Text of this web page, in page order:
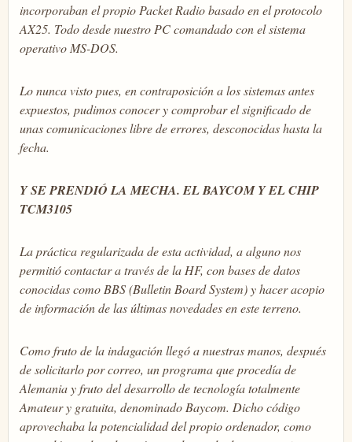
incorporaban el propio Packet Radio basado en el protocolo
AX25. Todo desde nuestro PC comandado con el sistema
operativo MS-DOS.
Lo nunca visto pues, en contraposición a los sistemas antes
expuestos, pudimos conocer y comprobar el significado de
unas comunicaciones libre de errores, desconocidas hasta la
fecha.
Y SE PRENDIÓ LA MECHA. EL BAYCOM Y EL CHIP
TCM3105
La práctica regularizada de esta actividad, a alguno nos
permitió contactar a través de la HF, con bases de datos
conocidas como BBS (Bulletin Board System) y hacer acopio
de información de las últimas novedades en este terreno.
Como fruto de la indagación llegó a nuestras manos, después
de solicitarlo por correo, un programa que procedía de
Alemania y fruto del desarrollo de tecnología totalmente
Amateur y gratuita, denominado Baycom. Dicho código
aprovechaba la potencialidad del propio ordenador, como